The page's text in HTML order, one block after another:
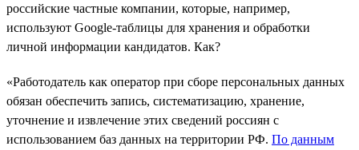
российские частные компании, которые, например,
используют Google-таблицы для хранения и обработки
личной информации кандидатов. Как?
«Работодатель как оператор при сборе персональных данных
обязан обеспечить запись, систематизацию, хранение,
уточнение и извлечение этих сведений россиян с
использованием баз данных на территории РФ. По данным